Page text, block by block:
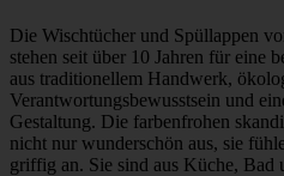
Die Wischtücher und Spüllappen
stehen seit über 10 Jahren für eine
aus traditionellem Handwerk,
Verantwortungsbewusstsein und
Gestaltung. Die farbenfrohen
nicht nur wunderschön aus, sie
griffig an. Sie sind aus Küche, Bad